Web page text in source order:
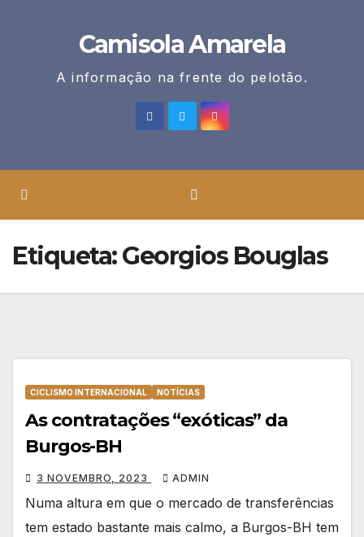
Camisola Amarela
A informação na frente do pelotão.
Etiqueta:Georgios Bouglas
CICLISMO INTERNACIONAL NOTÍCIAS
As contratações “exóticas” da
Burgos-BH
3 NOVEMBRO, 2023 ADMIN
Numa altura em que o mercado de transferências
tem estado bastante mais calmo, a Burgos-BH tem